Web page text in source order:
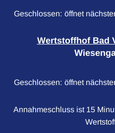
Klicken, um weitere
Geschlossen: öffnet
Wertstoffhof Bad
Klicken, um weitere
Geschlossen: öffnet
Annahmeschluss ist 15